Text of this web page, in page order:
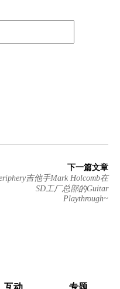
下一篇文章
吉他手Mark Holcomb在
SD工厂总部的Guitar
Playthrough~